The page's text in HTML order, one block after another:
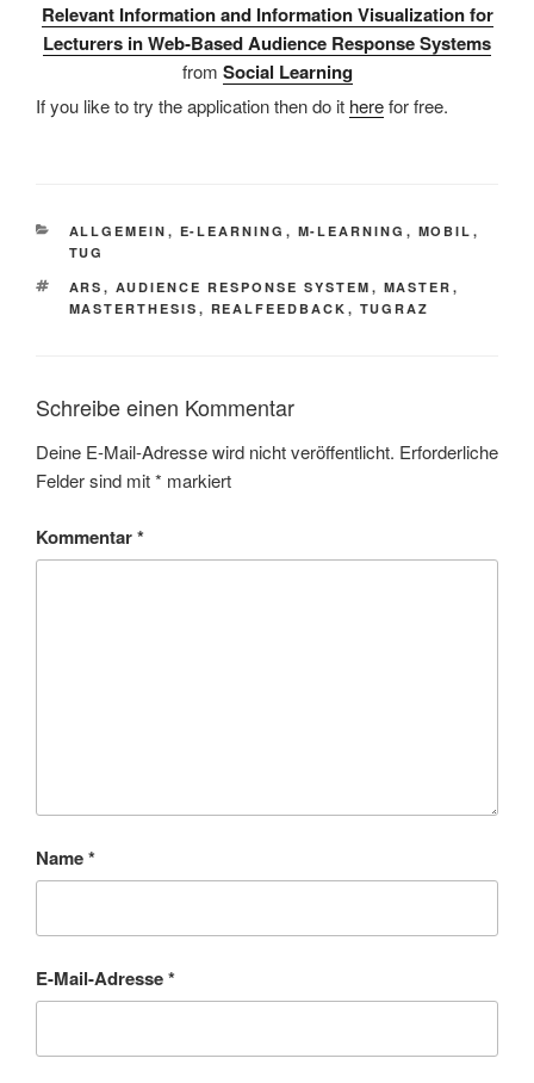
Relevant Information and Information Visualization for
Lecturers in Web­‐Based Audience Response Systems
from Social Learning
If you like to try the application then do it herefor free.
KATEGORIEN
ALLGEMEIN , E-LEARNING , M-LEARNING , MOBIL ,
TUG
SCHLAGWÖRTER
ARS , AUDIENCE RESPONSE SYSTEM , MASTER ,
MASTERTHESIS , REALFEEDBACK , TUGRAZ
Schreibe einen Kommentar
Deine E-Mail-Adresse wird nicht veröffentlicht. Erforderliche
Felder sind mit* markiert
Kommentar*
Name*
E-Mail-Adresse*